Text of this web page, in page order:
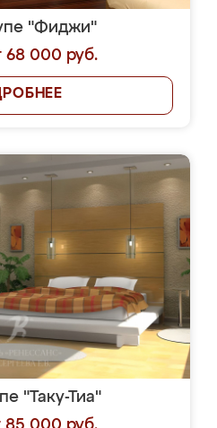
"Фиджи"
68 000 руб.
"Таку-Тиа"